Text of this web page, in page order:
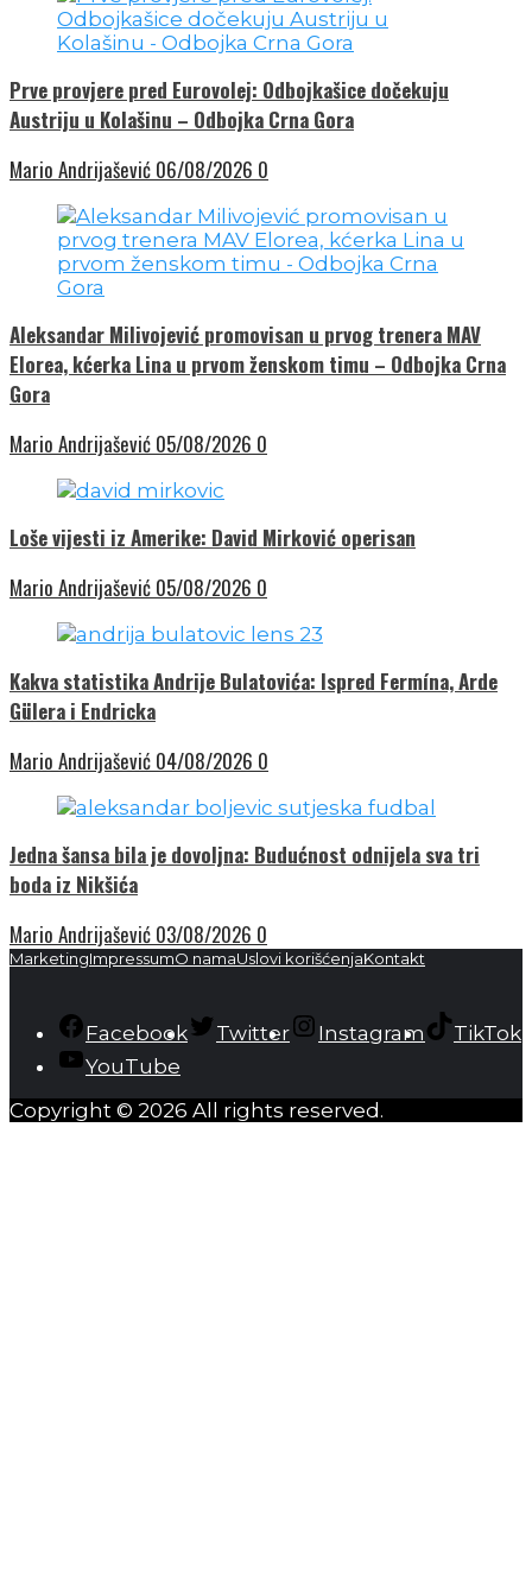
Prve provjere pred Eurovolej: Odbojkašice dočekuju
Austriju u Kolašinu – Odbojka Crna Gora
Mario Andrijašević 06/08/2026 0
Aleksandar Milivojević promovisan u prvog trenera MAV
Elorea, kćerka Lina u prvom ženskom timu – Odbojka Crna
Gora
Mario Andrijašević 05/08/2026 0
Loše vijesti iz Amerike: David Mirković operisan
Mario Andrijašević 05/08/2026 0
Kakva statistika Andrije Bulatovića: Ispred Fermína, Arde
Gülera i Endricka
Mario Andrijašević 04/08/2026 0
Jedna šansa bila je dovoljna: Budućnost odnijela sva tri
boda iz Nikšića
Mario Andrijašević 03/08/2026 0
MarketingImpressumO namaUslovi korišćenjaKontakt
Facebook Twitter Instagram
TikTok
YouTube
Copyright © 2026 All rights reserved.